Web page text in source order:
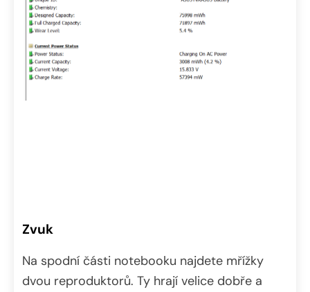
Zvuk
Na spodní části notebooku najdete mřížky
dvou reproduktorů. Ty hrají velice dobře a